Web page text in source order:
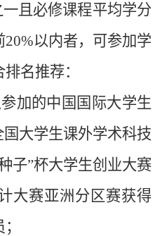
且必修课程平均学分
以内者，可参加学
名推荐：
参加的中国国际大学生
大学生课外学术科技
子”杯大学生创业大赛
大赛亚洲分区赛获得